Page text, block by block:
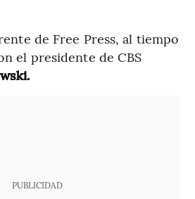
de Free Press, al tiempo
el presidente de CBS
PUBLICIDAD